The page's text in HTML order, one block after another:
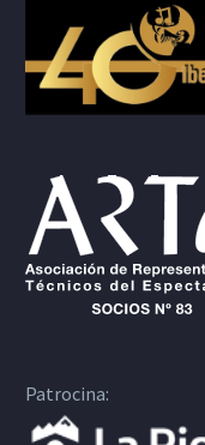
Patrocina: